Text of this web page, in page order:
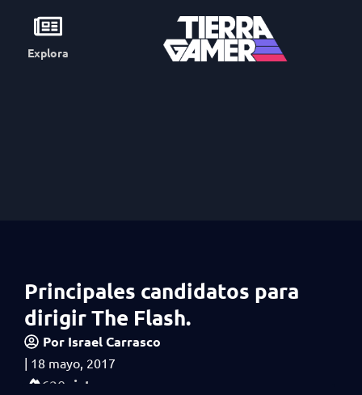
Explora
Principales candidatos para
dirigir The Flash.
Por Israel Carrasco
| 18 mayo, 2017
620 vistas